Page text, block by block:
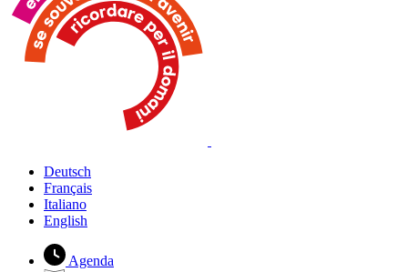
Deutsch
Français
Italiano
English
Agenda